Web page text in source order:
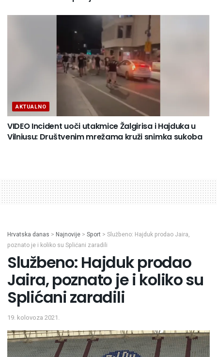
AKTUALNO
VIDEO Incident uoči utakmice Žalgirisa i Hajduka u
Vilniusu: Društvenim mrežama kruži snimka sukoba
Hrvatska danas > Najnovije > Sport > Službeno: Hajduk prodao Jaira,
poznato je i koliko su Splićani zaradili
Službeno: Hajduk prodao
Jaira, poznato je i koliko su
Splićani zaradili
19. kolovoza 2021.